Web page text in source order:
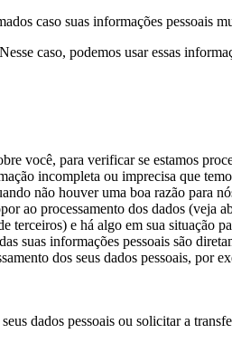
caso suas informações pessoais
caso, podemos usar essas
você, para verificar se estamos
incompleta ou imprecisa que
não houver uma boa razão para
ao processamento dos dados (veja
terceiros) e há algo em sua situação
suas informações pessoais são
dos seus dados pessoais, por
dados pessoais ou solicitar a